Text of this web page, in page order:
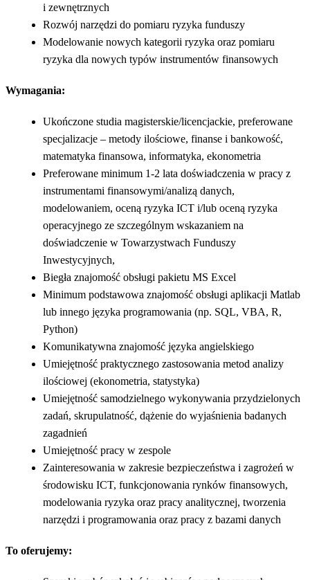
i zewnętrznych
Rozwój narzędzi do pomiaru ryzyka funduszy
Modelowanie nowych kategorii ryzyka oraz pomiaru
ryzyka dla nowych typów instrumentów finansowych
Wymagania:
Ukończone studia magisterskie/licencjackie, preferowane
specjalizacje – metody ilościowe, finanse i bankowość,
matematyka finansowa, informatyka, ekonometria
Preferowane minimum 1-2 lata doświadczenia w pracy z
instrumentami finansowymi/analizą danych,
modelowaniem, oceną ryzyka ICT i/lub oceną ryzyka
operacyjnego ze szczególnym wskazaniem na
doświadczenie w Towarzystwach Funduszy
Inwestycyjnych,
Biegła znajomość obsługi pakietu MS Excel
Minimum podstawowa znajomość obsługi aplikacji Matlab
lub innego języka programowania (np. SQL, VBA, R,
Python)
Komunikatywna znajomość języka angielskiego
Umiejętność praktycznego zastosowania metod analizy
ilościowej (ekonometria, statystyka)
Umiejętność samodzielnego wykonywania przydzielonych
zadań, skrupulatność, dążenie do wyjaśnienia badanych
zagadnień
Umiejętność pracy w zespole
Zainteresowania w zakresie bezpieczeństwa i zagrożeń w
środowisku ICT, funkcjonowania rynków finansowych,
modelowania ryzyka oraz pracy analitycznej, tworzenia
narzędzi i programowania oraz pracy z bazami danych
To oferujemy: